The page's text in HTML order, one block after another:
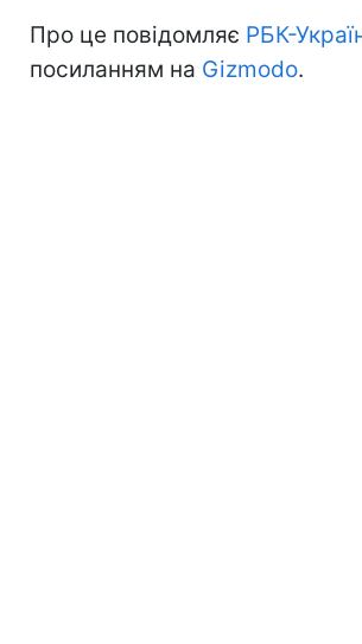
Про це повідомляє РБК-
посиланням на Gizmodo.